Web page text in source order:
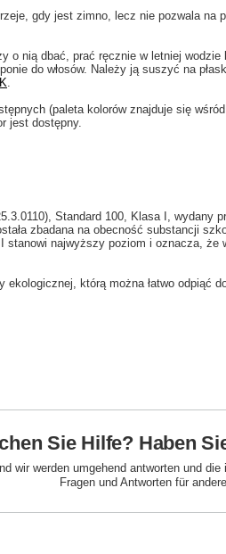
gdy jest zimno, lecz nie pozwala na
o nią dbać, prać ręcznie w letniej wodzie
do włosów. Należy ją suszyć na
(paleta kolorów znajduje się
jest dostępny.
Standard 100, Klasa I, wydany
zbadana na obecność substancji
najwyższy poziom i oznacza, że
którą można łatwo odpiąć
Sie Hilfe? Haben
wir werden umgehend antworten und die
Fragen und Antworten für